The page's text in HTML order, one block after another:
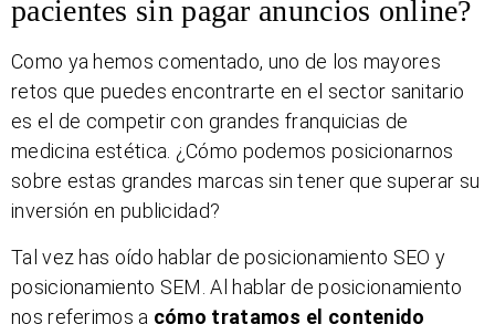
pacientes sin pagar anuncios online?
Como ya hemos comentado, uno de los mayores
retos que puedes encontrarte en el sector sanitario
es el de competir con grandes franquicias de
medicina estética. ¿Cómo podemos posicionarnos
sobre estas grandes marcas sin tener que superar su
inversión en publicidad?
Tal vez has oído hablar de posicionamiento SEO y
posicionamiento SEM. Al hablar de posicionamiento
nos referimos a cómo tratamos el contenido